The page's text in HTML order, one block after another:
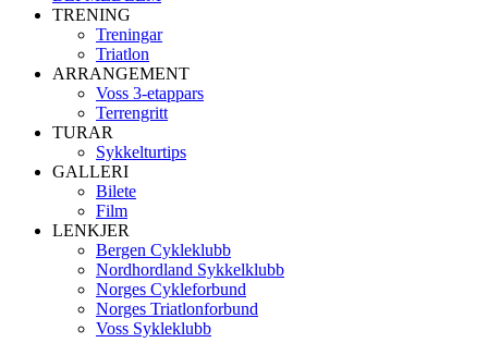
TRENING
Treningar
Triatlon
ARRANGEMENT
Voss 3-etappars
Terrengritt
TURAR
Sykkelturtips
GALLERI
Bilete
Film
LENKJER
Bergen Cykleklubb
Nordhordland Sykkelklubb
Norges Cykleforbund
Norges Triatlonforbund
Voss Sykleklubb